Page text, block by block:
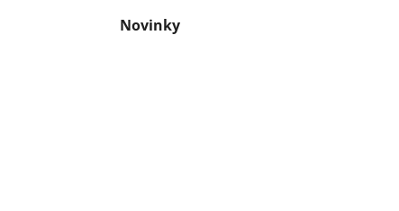
Novinky